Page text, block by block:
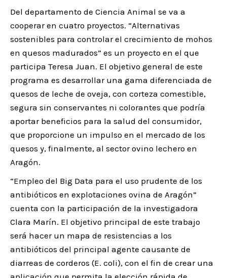
Del departamento de Ciencia Animal se va a
cooperar en cuatro proyectos. “Alternativas
sostenibles para controlar el crecimiento de mohos
en quesos madurados” es un proyecto en el que
participa Teresa Juan. El objetivo general de este
programa es desarrollar una gama diferenciada de
quesos de leche de oveja, con corteza comestible,
segura sin conservantes ni colorantes que podría
aportar beneficios para la salud del consumidor,
que proporcione un impulso en el mercado de los
quesos y, finalmente, al sector ovino lechero en
Aragón.
“Empleo del Big Data para el uso prudente de los
antibióticos en explotaciones ovina de Aragón”
cuenta con la participación de la investigadora
Clara Marín. El objetivo principal de este trabajo
será hacer un mapa de resistencias a los
antibióticos del principal agente causante de
diarreas de corderos (E. coli), con el fin de crear una